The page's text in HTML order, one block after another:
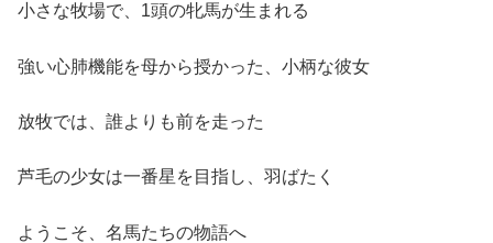
小さな牧場で、1頭の牝馬が生まれる
強い心肺機能を母から授かった、小柄な彼女
放牧では、誰よりも前を走った
芦毛の少女は一番星を目指し、羽ばたく
ようこそ、名馬たちの物語へ